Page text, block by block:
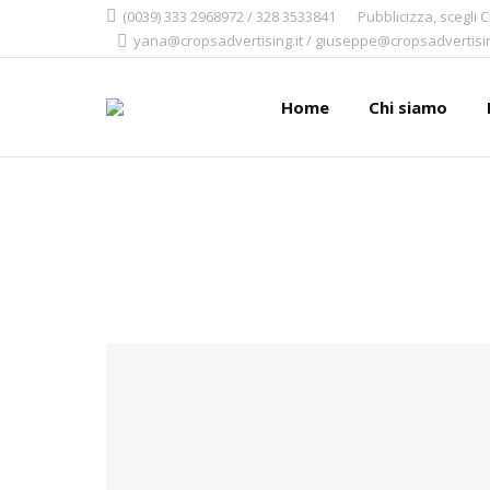
(0039) 333 2968972 / 328 3533841
Pubblicizza, scegli
yana@cropsadvertising.it /
Home Chi siamo